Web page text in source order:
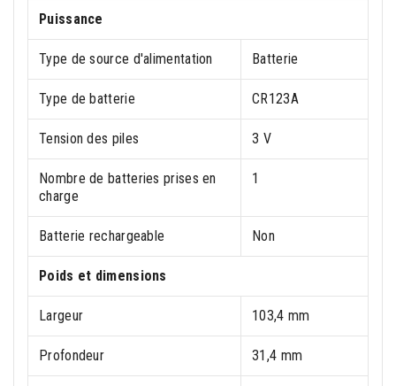
Puissance
Type de source d'alimentation Batterie
Type de batterie CR123A
Tension des piles 3 V
Nombre de batteries prises en
charge
1
Batterie rechargeable Non
Poids et dimensions
Largeur 103,4 mm
Profondeur 31,4 mm